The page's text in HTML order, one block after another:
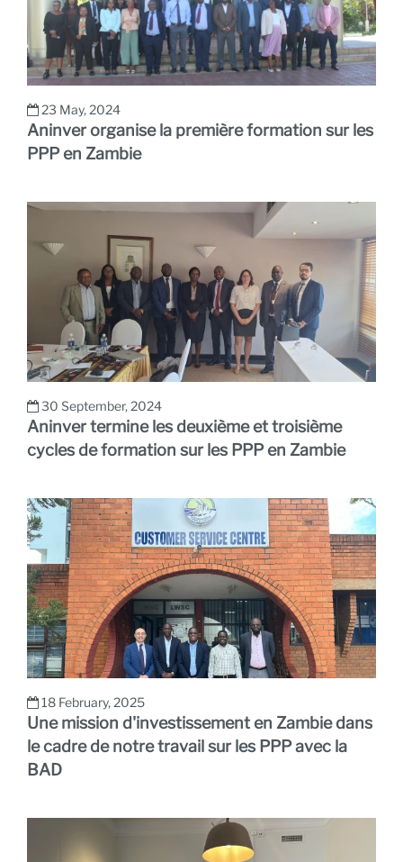
23 May, 2024
Aninver organise la première formation sur les
PPP en Zambie
30 September, 2024
Aninver termine les deuxième et troisième
cycles de formation sur les PPP en Zambie
18 February, 2025
Une mission d'investissement en Zambie dans
le cadre de notre travail sur les PPP avec la
BAD